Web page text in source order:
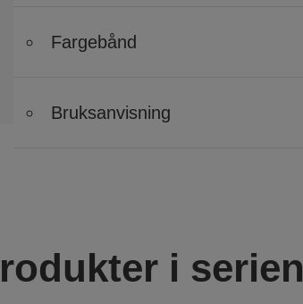
Fargebånd
Bruksanvisning
i serien